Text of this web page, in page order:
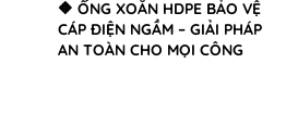
🔶 ỐNG XOẮN HDPE BẢO VỆ
CÁP ĐIỆN NGẦM – GIẢI PHÁP
AN TOÀN CHO MỌI CÔNG